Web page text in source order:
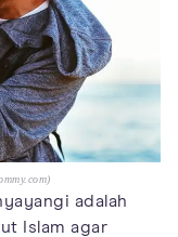
adalah
Islam agar